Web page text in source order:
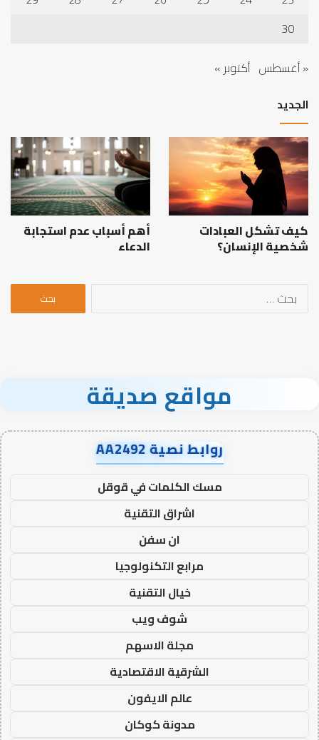
30
« أغسطس أكتوبر »
الجديد
كيف تشكل العبادات
شخصية الإنسان؟
أهم أسباب عدم استجابة
الدعاء
البحث
مواقع صديقة
روابط نصية AA2492
مسك الكلمات في قوقل
اشراق التقنية
ان سفن
مرابع التكنولوجيا
خيال التقنية
شوف ويب
مجلة الاسهم
الشرقية الاقتصادية
عالم الايفون
مدونة كوكان